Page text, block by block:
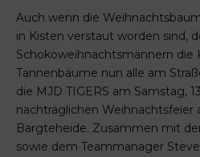
Auch wenn die
in Kisten verstaut worden sind,
Schokoweihnachtsmännern die
Tannenbäume nun alle am
die MJD TIGERS am Samstag,
nachträglichen Weihnachtsfeier
Bargteheide. Zusammen mit
sowie dem Teammanager